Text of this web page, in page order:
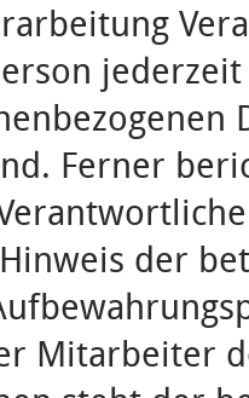
Ferner
der
Mitarbeiter